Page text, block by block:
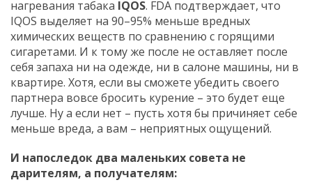
нагревания табака IQOS. FDA подтверждает, что
IQOS выделяет на 90–95% меньше вредных
химических веществ по сравнению с горящими
сигаретами. И к тому же после не оставляет после
себя запаха ни на одежде, ни в салоне машины, ни в
квартире. Хотя, если вы сможете убедить своего
партнера вовсе бросить курение – это будет еще
лучше. Ну а если нет – пусть хотя бы причиняет себе
меньше вреда, а вам – неприятных ощущений.
И напоследок два маленьких совета не
дарителям, а получателям: